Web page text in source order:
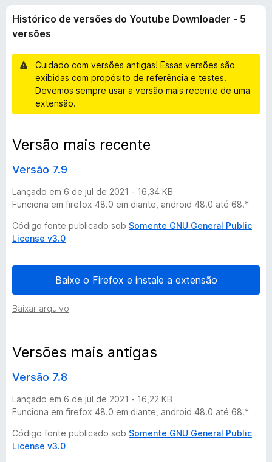
o
F
i
r
f
x
i
c
o
d
v
e
r
s
õ
e
d
o
Y
o
,
e
5
Histórico de versões do Youtube Downloader - 5
versões
Cuidado com versões antigas! Essas versões são
exibidas com propósito de referência e testes.
Devemos sempre usar a versão mais recente de uma
extensão.
Versão mais recente
Versão 7.9
Lançado em 6 de jul de 2021 - 16,34 KB
Funciona em firefox 48.0 em diante, android 48.0 até 68.*
Código fonte publicado sob Somente GNU General Public
License v3.0
Baixe o Firefox e instale a extensão
Baixar arquivo
Versões mais antigas
Versão 7.8
Lançado em 6 de jul de 2021 - 16,22 KB
Funciona em firefox 48.0 em diante, android 48.0 até 68.*
Código fonte publicado sob Somente GNU General Public
License v3.0